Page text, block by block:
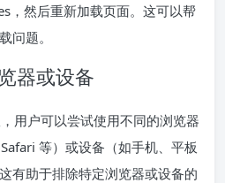
，然后重新加载页面。这可以帮
问题。
器或设备
用户可以尝试使用不同的浏览器
等）或设备（如手机、平板
有助于排除特定浏览器或设备的